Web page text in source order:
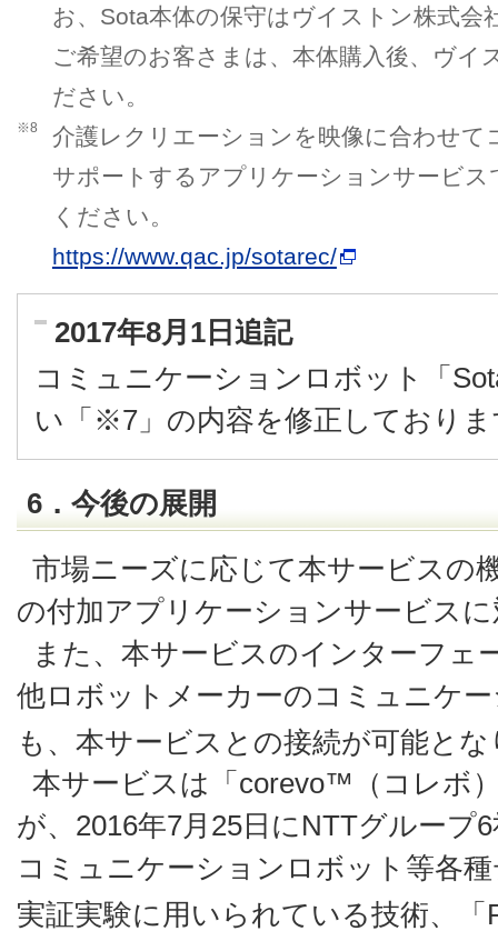
お、Sota本体の保守はヴイストン株式会
ご希望のお客さまは、本体購入後、ヴイ
ださい。
※8
介護レクリエーションを映像に合わせ
サポートするアプリケーションサービ
ください。
https://www.qac.jp/sotarec/
2017年8月1日追記
コミュニケーションロボット「
い「※7」の内容を修正しておりま
6．今後の展開
市場ニーズに応じて本サービスの
の付加アプリケーションサービス
また、本サービスのインターフェ
他ロボットメーカーのコミュニケ
も、本サービスとの接続が可能と
本サービスは「corevo™（コレボ
が、2016年7月25日にNTTグループ
コミュニケーションロボット等各
実証実験に用いられている技術、「